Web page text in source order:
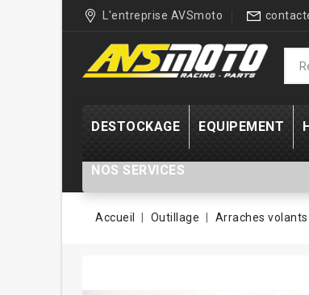
L'entreprise AVSmoto
DESTOCKAGE EQUIPEMENT
NOS SERVICES
Accueil Outillage Arraches volants